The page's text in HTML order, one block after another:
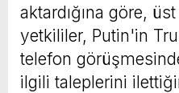
aktardığına göre,
yetkililer, Putin'in
telefon
ilgili taleplerini